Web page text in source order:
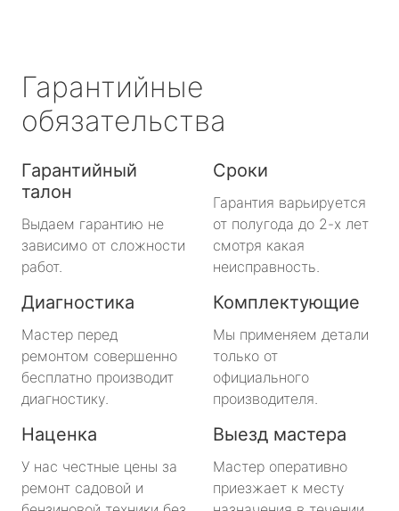
Гарантийные
обязательства
Гарантийный
талон
Выдаем гарантию не
зависимо от сложности
работ.
Сроки
Гарантия варьируется
от полугода до 2-х лет
смотря какая
неисправность.
Диагностика
Мастер перед
ремонтом совершенно
бесплатно производит
диагностику.
Комплектующие
Мы применяем детали
только от
официального
производителя.
Наценка
У нас честные цены за
ремонт садовой и
Выезд мастера
Мастер оперативно
приезжает к месту